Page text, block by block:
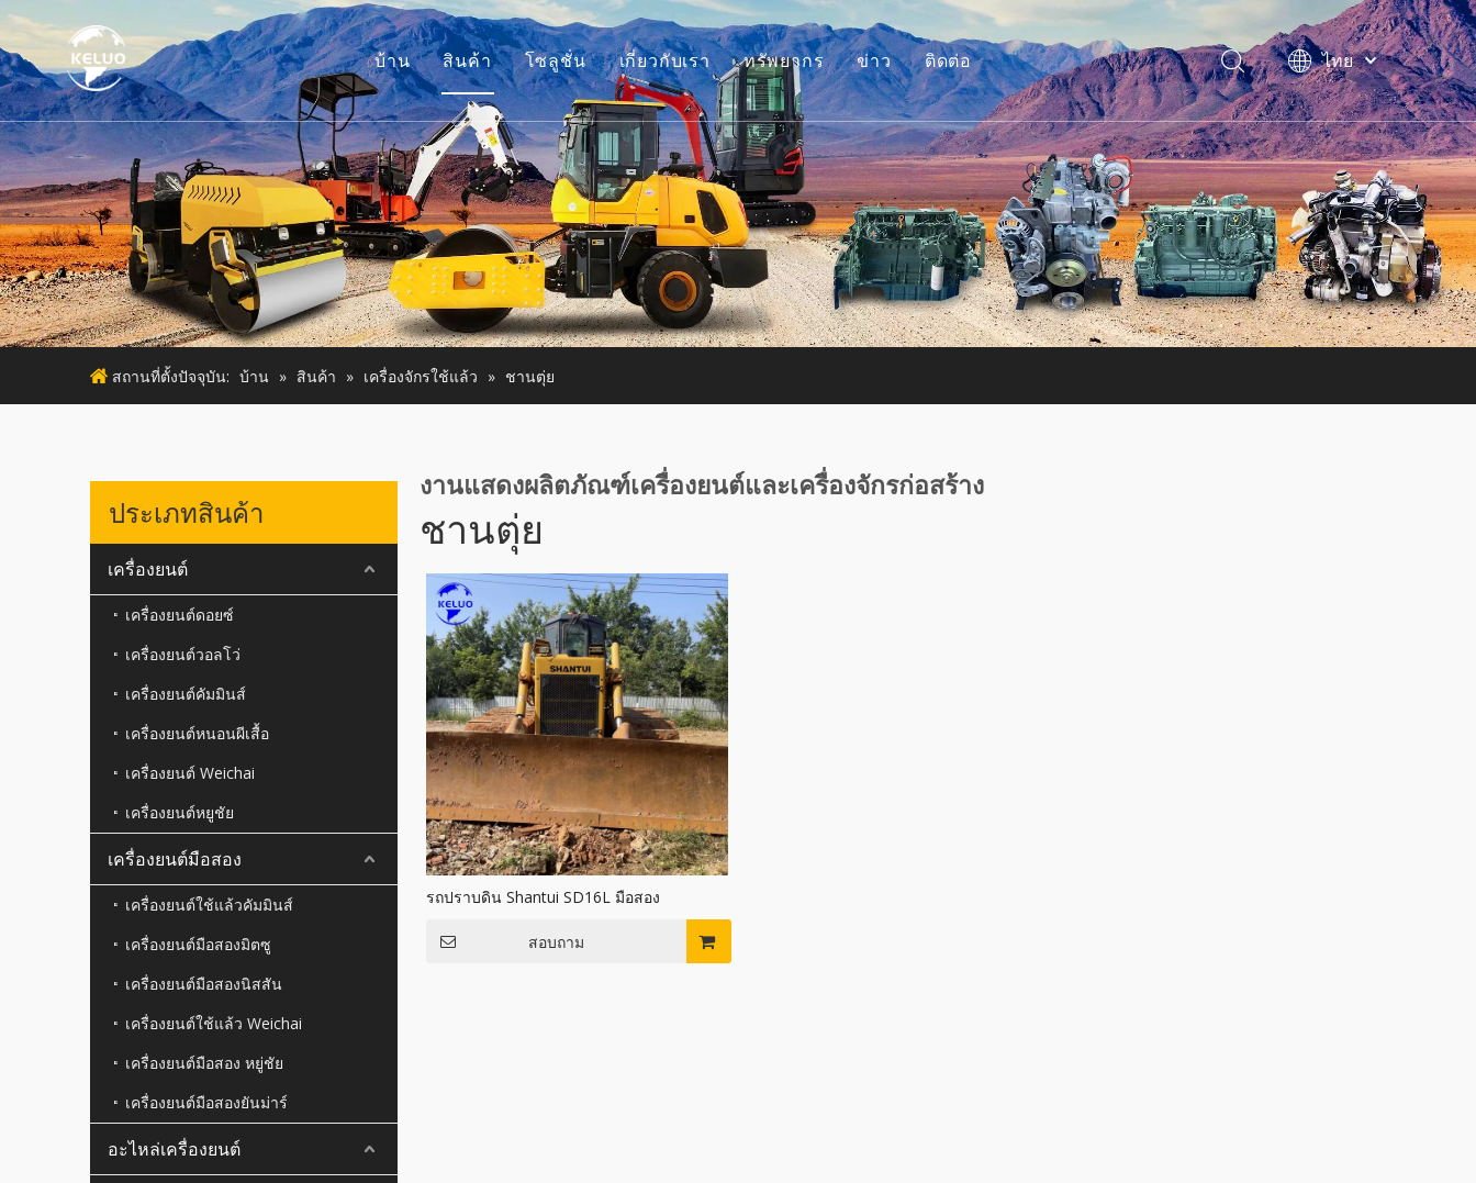
บ้าน สินค้า
เครื่องยนต์
อุปกรณ์เสริมรถขุด
เครื่องจักรก่อสร้างขนาดเล็ก
เครื่องยนต์มือสอง
เครื่องจักรใช้แล้ว
โซลูชั่น เกี่ยวกับเรา
เรื่องราวของเรา
ข้อได้เปรียบของเรา
ทรัพยากร
คำแนะนำ
คำถามที่พบบ่อย
วิดีโอ
ข่าว ติดต่อ
ไทย
فارسی
Bahasa
indonesia
Türk dili
Italiano
Deutsch
Português
Español
Pусский
English
สถานที่ตั้งปัจจุบัน: บ้าน » สินค้า » เครื่องจักรใช้แล้ว » ชานตุ่ย
ประเภทสินค้า
เครื่องยนต์
เครื่องยนต์ดอยซ์
เครื่องยนต์วอลโว่
เครื่องยนต์คัมมินส์
เครื่องยนต์หนอนผีเสื้อ
เครื่องยนต์ Weichai
เครื่องยนต์หยูชัย
เครื่องยนต์มือสอง
เครื่องยนต์ใช้แล้วคัมมินส์
เครื่องยนต์มือสองมิตซู
เครื่องยนต์มือสองนิสสัน
เครื่องยนต์ใช้แล้ว Weichai
เครื่องยนต์มือสอง หยู่ชัย
เครื่องยนต์มือสองยันม่าร์
อะไหล่เครื่องยนต์
งานแสดงผลิตภัณฑ์เครื่องยนต์และเครื่องจักรก่อสร้าง
ชานตุ่ย
รถปราบดิน Shantui SD16L มือสอง
สอบถาม